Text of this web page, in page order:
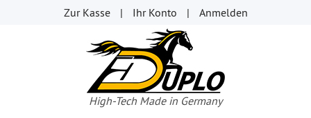
Zur Kasse Ihr Konto Anmelden
High-Tech Made in Germany